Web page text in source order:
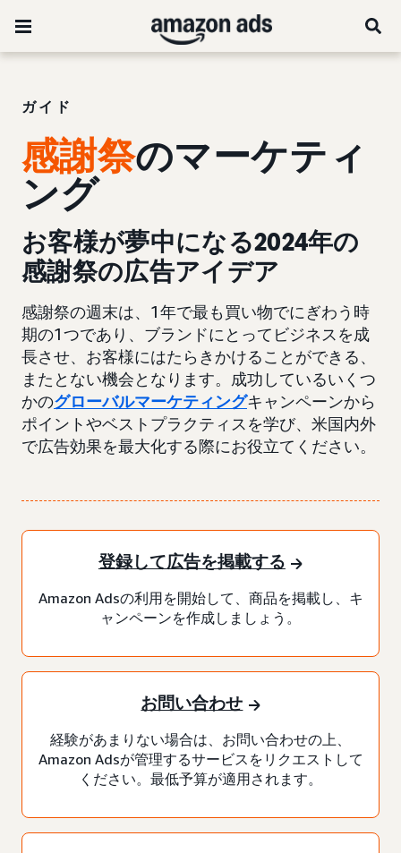
ガイド
感謝祭のマーケティ
ング
お客様が夢中になる2024年の
感謝祭の広告アイデア
感謝祭の週末は、1年で最も買い物でにぎわう時
期の1つであり、ブランドにとってビジネスを成
長させ、お客様にはたらきかけることができる、
またとない機会となります。成功しているいくつ
かのグローバルマーケティングキャンペーンから
ポイントやベストプラクティスを学び、米国内外
で広告効果を最大化する際にお役立てください。
登録して広告を掲載する
Amazon Adsの利用を開始して、商品を掲載し、キ
ャンペーンを作成しましょう。
お問い合わせ
経験があまりない場合は、お問い合わせの上、
Amazon Adsが管理するサービスをリクエストして
ください。最低予算が適用されます。